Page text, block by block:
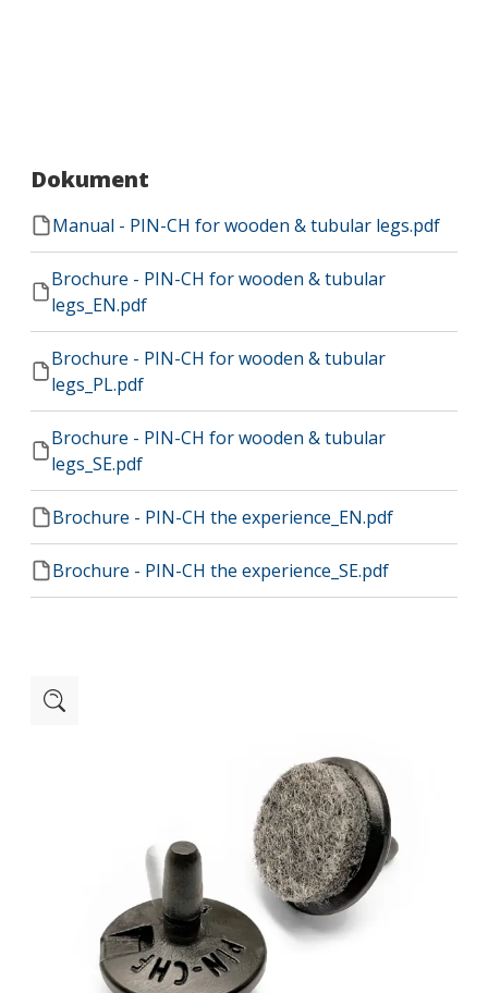
Dokument
Manual - PIN-CH for wooden & tubular legs.pdf
Brochure - PIN-CH for wooden & tubular
legs_EN.pdf
Brochure - PIN-CH for wooden & tubular
legs_PL.pdf
Brochure - PIN-CH for wooden & tubular
legs_SE.pdf
Brochure - PIN-CH the experience_EN.pdf
Brochure - PIN-CH the experience_SE.pdf